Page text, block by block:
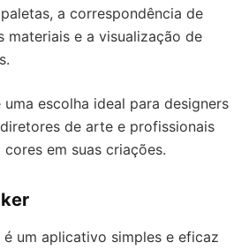
a correspondência de
materiais e a visualização de
uma escolha ideal para designers
de arte e profissionais
em suas criações.
é um aplicativo simples e eficaz